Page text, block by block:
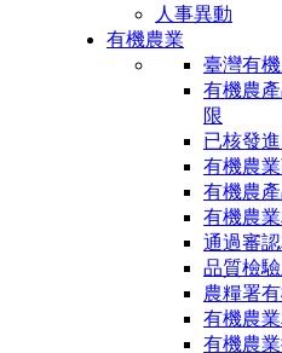
人事異動
有機農業
臺灣有
有機農
限
已核發
有機農
有機農
有機農
通過審
品質檢
農糧署
有機農
有機農